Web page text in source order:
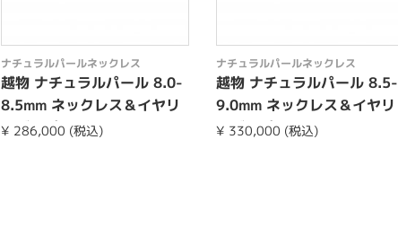
ナチュラルパールネックレス
越物 ナチュラルパール 8.0-
8.5mm ネックレス＆イヤリ
ングorピア...
¥ 286,000 (税込)
ナチュラルパールネックレス
越物 ナチュラルパール 8.5-
9.0mm ネックレス＆イヤリ
ングorピア...
¥ 330,000 (税込)